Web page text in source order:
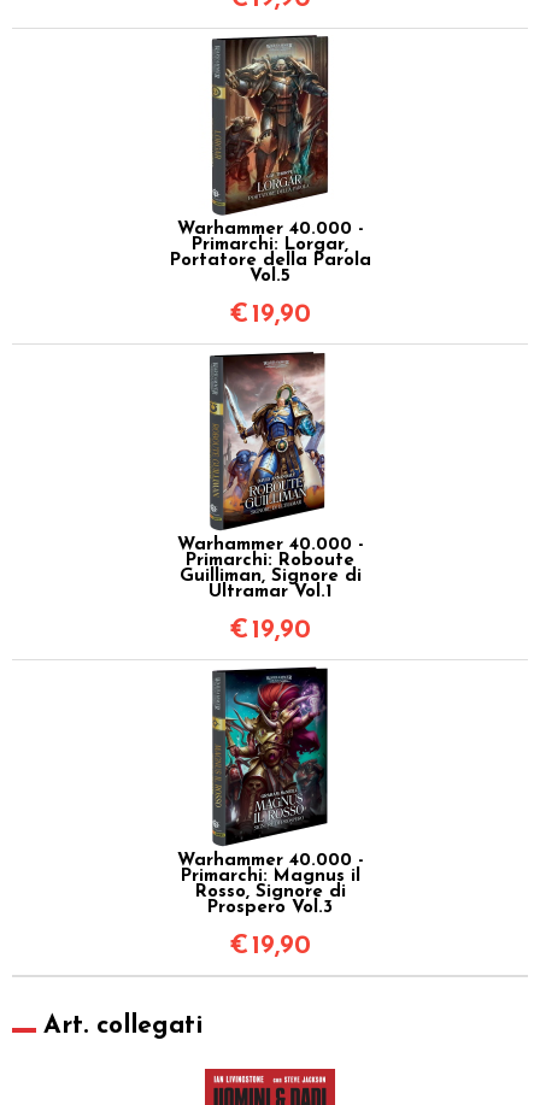
Warhammer 40.000 -
Primarchi: Lorgar,
Portatore della Parola
Vol.5
€ 19,90
Warhammer 40.000 -
Primarchi: Roboute
Guilliman, Signore di
Ultramar Vol.1
€ 19,90
Warhammer 40.000 -
Primarchi: Magnus il
Rosso, Signore di
Prospero Vol.3
€ 19,90
Art. collegati